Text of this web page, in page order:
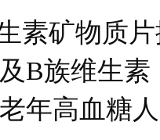
矿物质片
B族维生
年高血糖